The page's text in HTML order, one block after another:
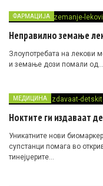
ФАРМАЦИЈА
Неправилно земање
Злоупотребата на лекови
и земање дози помали од…
МЕДИЦИНА
Ноктите ги издаваат
Уникатните нови
супстанци помага во
тинејџерите…